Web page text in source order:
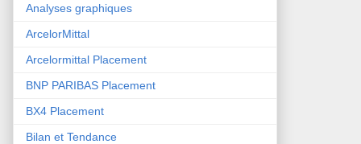
Analyses graphiques
ArcelorMittal
Arcelormittal Placement
BNP PARIBAS Placement
BX4 Placement
Bilan et Tendance